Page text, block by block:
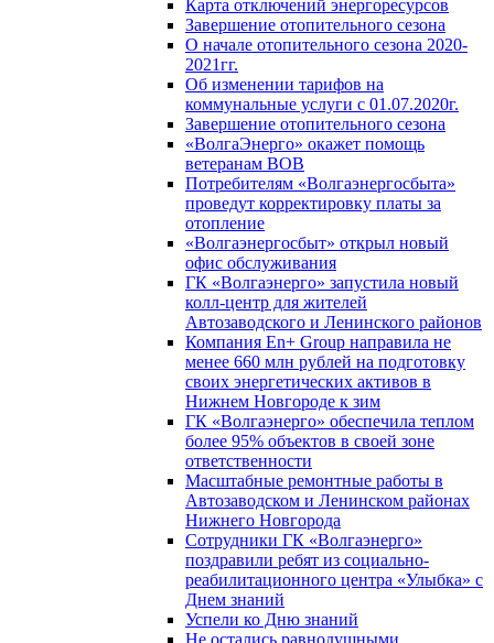
Карта отключений энергоресурсов
Завершение отопительного сезона
О начале отопительного сезона 2020-
2021гг.
Об изменении тарифов на
коммунальные услуги с 01.07.2020г.
Завершение отопительного сезона
«ВолгаЭнерго» окажет помощь
ветеранам ВОВ
Потребителям «Волгаэнергосбыта»
проведут корректировку платы за
отопление
«Волгаэнергосбыт» открыл новый
офис обслуживания
ГК «Волгаэнерго» запустила новый
колл-центр для жителей
Автозаводского и Ленинского районов
Компания En+ Group направила не
менее 660 млн рублей на подготовку
своих энергетических активов в
Нижнем Новгороде к зим
ГК «Волгаэнерго» обеспечила теплом
более 95% объектов в своей зоне
ответственности
Масштабные ремонтные работы в
Автозаводском и Ленинском районах
Нижнего Новгорода
Сотрудники ГК «Волгаэнерго»
поздравили ребят из социально-
реабилитационного центра «Улыбка» с
Днем знаний
Успели ко Дню знаний